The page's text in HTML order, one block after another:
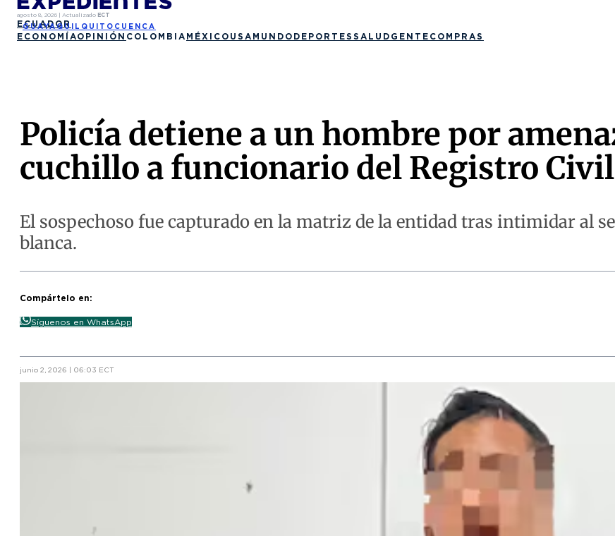
agosto 8, 2026 | Actualizado ECT
ECUADOR
GUAYAQUIL QUITO CUENCA
ECONOMÍAOPINIÓN COLOMBIA MÉXICO USA MUNDO DEPORTES SALUD GENTE COMPRAS
Policía detiene a un hombre por
cuchillo a funcionario del Registro
El sospechoso fue capturado en la matriz de la entidad tras intimidar al
blanca.
Compártelo en:
Síguenos en WhatsApp
junio 2, 2026 | 06:03 ECT